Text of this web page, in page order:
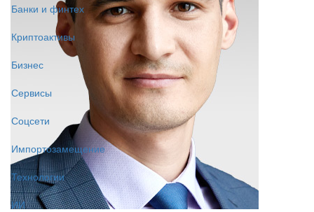
Банки и финтех
Криптоактивы
Бизнес
Сервисы
Соцсети
Импортозамещение
Технологии
ИИ